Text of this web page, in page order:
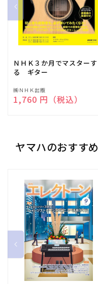
ＮＨＫ３か月でマスターす
る ギター
販
売
㈱ＮＨＫ出版
通常価格
1,760 円（税込）
ヤマハのおすすめ